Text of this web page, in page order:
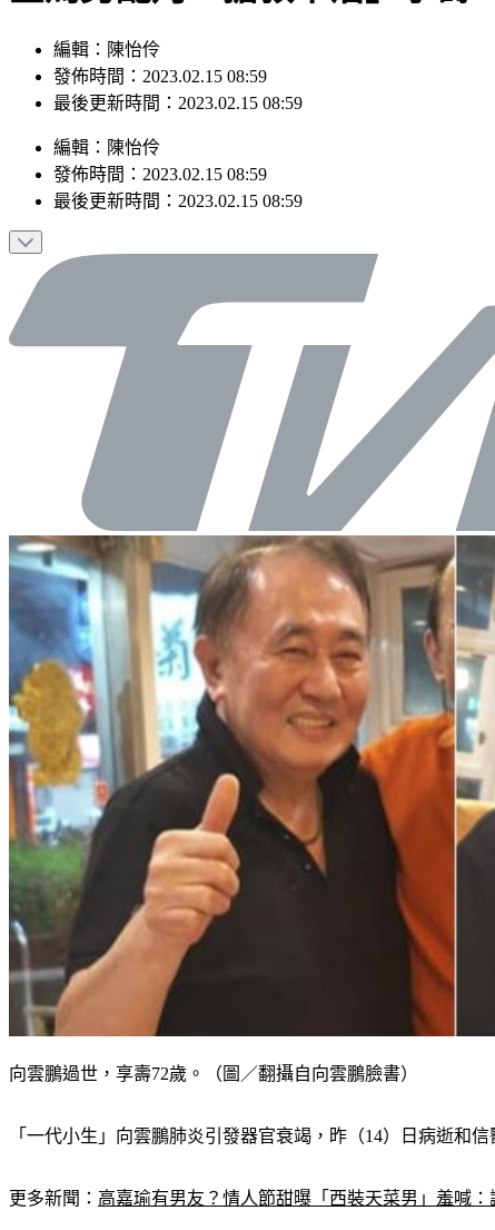
編輯：陳怡伶
發佈時間：2023.02.15 08:59
最後更新時間：2023.02.15 08:59
編輯 ： 陳怡伶
發佈時間： 2023.02.15 08:59
最後更新時間： 2023.02.15 08:59
向雲鵬過世，享壽72歲。（圖／翻攝自向雲鵬臉書）
「一代小生」向雲鵬肺炎引發器官衰竭，昨（14）日病逝和
更多新聞： 高嘉瑜有男友？情人節甜曝「西裝天菜男」羞喊